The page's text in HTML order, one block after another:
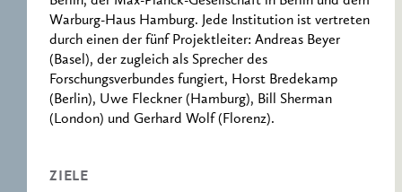
Warburg-Haus Hamburg. Jede Institution ist vertreten
durch einen der fünf Projektleiter: Andreas Beyer
(Basel), der zugleich als Sprecher des
Forschungsverbundes fungiert, Horst Bredekamp
(Berlin), Uwe Fleckner (Hamburg), Bill Sherman
(London) und Gerhard Wolf (Florenz).
ZIELE